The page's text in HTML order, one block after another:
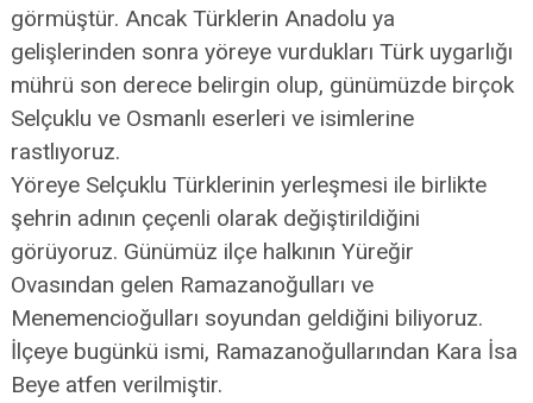
görmüştür. Ancak Türklerin Anadolu ya
gelişlerinden sonra yöreye vurdukları Türk uygarlığı
mührü son derece belirgin olup, günümüzde birçok
Selçuklu ve Osmanlı eserleri ve isimlerine
rastlıyoruz.
Yöreye Selçuklu Türklerinin yerleşmesi ile birlikte
şehrin adının çeçenli olarak değiştirildiğini
görüyoruz. Günümüz ilçe halkının Yüreğir
Ovasından gelen Ramazanoğulları ve
Menemencioğulları soyundan geldiğini biliyoruz.
İlçeye bugünkü ismi, Ramazanoğullarından Kara İsa
Beye atfen verilmiştir.